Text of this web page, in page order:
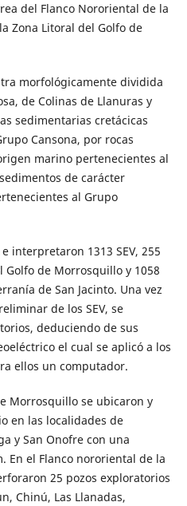
del Flanco Nororiental de la
Zona Litoral del Golfo de
morfológicamente dividida
de Colinas de Llanuras y
sedimentarias cretácicas
Cansona, por rocas
marino pertenecientes al
de carácter
al Grupo
interpretaron 1313 SEV, 255
Golfo de Morrosquillo y 1058
de San Jacinto. Una vez
de los SEV, se
deduciendo de sus
el cual se aplicó a los
ellos un computador.
Morrosquillo se ubicaron y
en las localidades de
y San Onofre con una
En el Flanco nororiental de la
25 pozos exploratorios
Chinú, Las Llanadas,